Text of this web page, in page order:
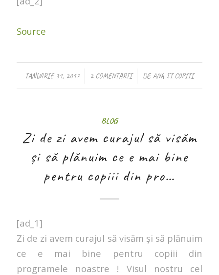
Source
IANUARIE 31, 2017
/ 2 COMENTARII
/ DE ANA SI COPIII
BLOG
Zi de zi avem curajul să visăm
și să plănuim ce e mai bine
pentru copiii din pro…
[ad_1]
Zi de zi avem curajul să visăm și să plănuim
ce e mai bine pentru copiii din
programele noastre ! Visul nostru cel